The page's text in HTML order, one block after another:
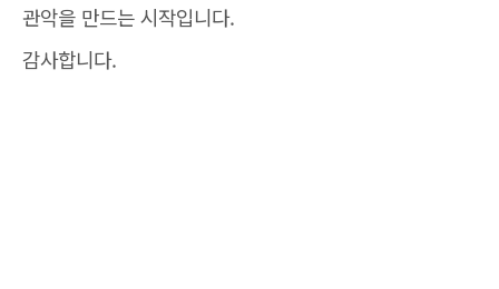
관악을 만드는 시작입니다.
감사합니다.